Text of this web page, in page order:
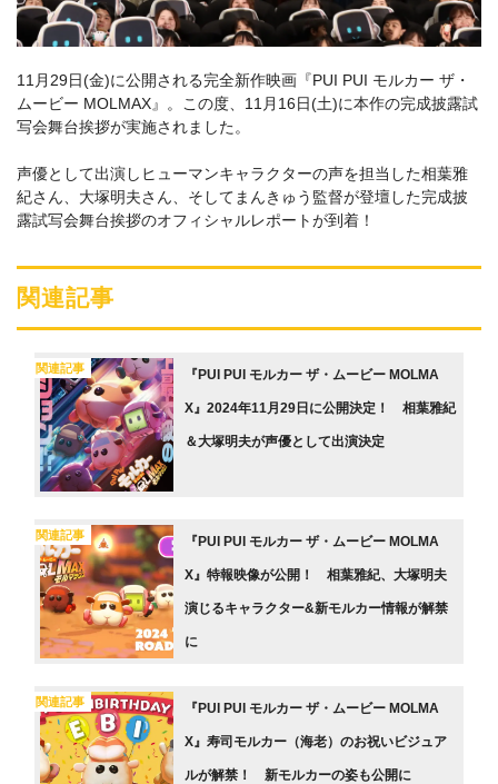
11月29日(金)に公開される完全新作映画『PUI PUI モルカー ザ・
ムービー MOLMAX』。この度、11⽉16⽇(土)に本作の完成披露試
写会舞台挨拶が実施されました。
声優として出演しヒューマンキャラクターの声を担当した相葉雅
紀さん、⼤塚明夫さん、そしてまんきゅう監督が登壇した完成披
露試写会舞台挨拶のオフィシャルレポートが到着！
関連記事
関連記事 『PUI PUI モルカー ザ・ムービー MOLMA
X』2024年11月29日に公開決定！ 相葉雅紀
＆⼤塚明夫が声優として出演決定
関連記事 『PUI PUI モルカー ザ・ムービー MOLMA
X』特報映像が公開！ 相葉雅紀、大塚明夫
演じるキャラクター&新モルカー情報が解禁
に
関連記事 『PUI PUI モルカー ザ・ムービー MOLMA
X』寿司モルカー（海老）のお祝いビジュア
ルが解禁！ 新モルカーの姿も公開に